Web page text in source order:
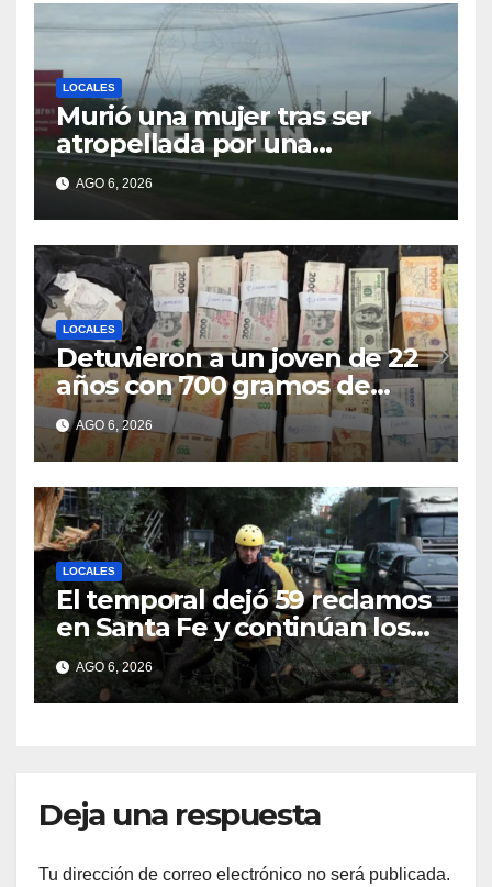
LOCALES
Murió una mujer tras ser
atropellada por una
motocicleta en Nelson
AGO 6, 2026
LOCALES
Detuvieron a un joven de 22
años con 700 gramos de
cocaína
AGO 6, 2026
LOCALES
El temporal dejó 59 reclamos
en Santa Fe y continúan los
operativos municipales
AGO 6, 2026
Deja una respuesta
Tu dirección de correo electrónico no será publicada.